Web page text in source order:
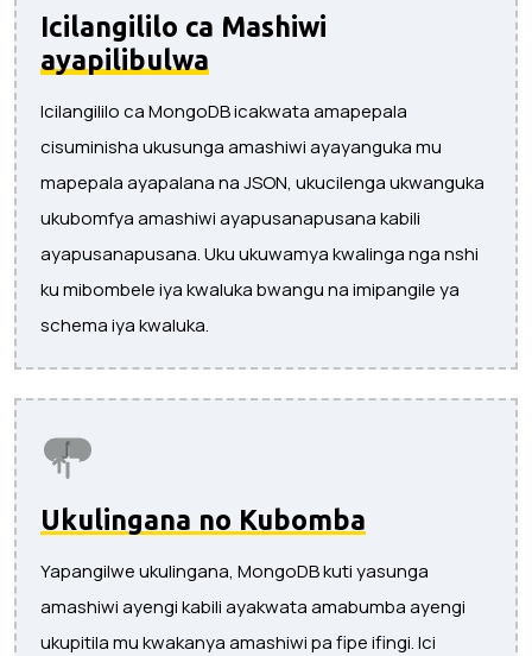
Icilangililo ca Mashiwi
ayapilibulwa
Icilangililo ca MongoDB icakwata amapepala
cisuminisha ukusunga amashiwi ayayanguka mu
mapepala ayapalana na JSON, ukucilenga ukwanguka
ukubomfya amashiwi ayapusanapusana kabili
ayapusanapusana. Uku ukuwamya kwalinga nga nshi
ku mibombele iya kwaluka bwangu na imipangile ya
schema iya kwaluka.
Ukulingana no Kubomba
Yapangilwe ukulingana, MongoDB kuti yasunga
amashiwi ayengi kabili ayakwata amabumba ayengi
ukupitila mu kwakanya amashiwi pa fipe ifingi. Ici